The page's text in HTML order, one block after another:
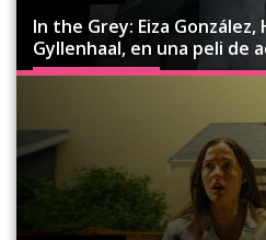
In the Grey: Eiza González,
Gyllenhaal, en una peli de